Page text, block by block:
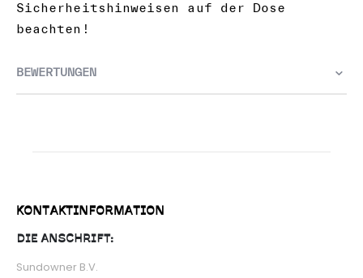
Sicherheitshinweisen auf der Dose
beachten!
BEWERTUNGEN
KONTAKTINFORMATION
DIE ANSCHRIFT:
Sundowner B.V.